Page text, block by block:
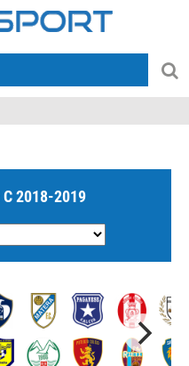
C 2018-2019